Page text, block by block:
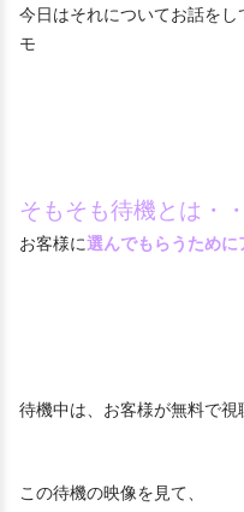
今日はそれについてお話を
モ
そもそも待機とは・・
お客様に選んでもらうために
待機中は、お客様が無料で
この待機の映像を見て、